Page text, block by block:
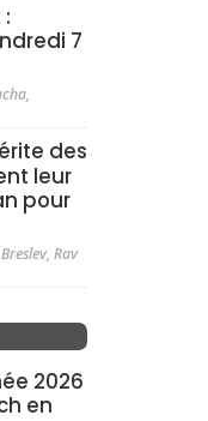
7
,
des
leur
pour
,Rav
2026
en